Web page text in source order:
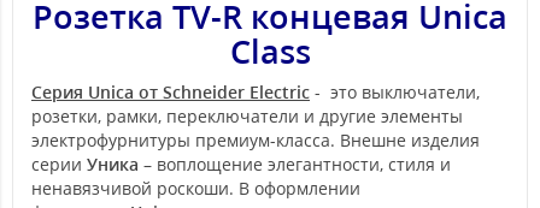
Розетка TV-R концевая Unica
Class
Серия Unica от Schneider Electric - это выключатели,
розетки, рамки, переключатели и другие элементы
электрофурнитуры премиум-класса. Внешне изделия
серии Уника – воплощение элегантности, стиля и
ненавязчивой роскоши. В оформлении